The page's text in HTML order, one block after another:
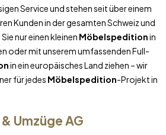
Service und stehen seit über einem
Kunden in der gesamten Schweiz und
nur einen kleinen Möbelspeditionin
oder mit unserem umfassenden Full-
in ein europäisches Land ziehen – wir
für jedes Möbelspedition-Projekt in
Umzüge AG